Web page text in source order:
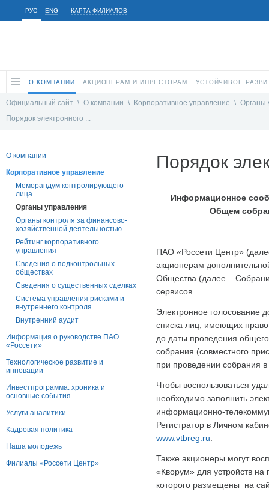
РУС ENG КАРТА ФИЛИАЛОВ
О КОМПАНИИ АКЦИОНЕРАМ И ИНВЕСТОРАМ УСТОЙЧИВОЕ
Официальный сайт \ О компании \ Корпоративное управление \ Органы
Порядок электронного ...
О компании
Корпоративное управление
Меморандум контролирующего
лица
Органы управления
Органы контроля за финансово-
хозяйственной деятельностью
Рейтинг корпоративного
управления
Сведения о подконтрольных
обществах
Сведения о существенных сделках
Система управления рисками и
внутреннего контроля
Внутренний аудит
Информация о руководстве ПАО
«Россети»
Технологическое развитие и
инновации
Инвестпрограмма: хроника и
основные события
Услуги аналитики
Кадровая политика
Наша молодежь
Филиалы «Россети Центр»
Порядок
Информационное
Общем
ПАО «Россети Центр»
акционерам
Общества (далее –
сервисов.
Электронное голосование
списка лиц, имеющих
до даты проведения
собрания (совместного
при проведении собрания
Чтобы воспользоваться
необходимо заполнить
информационно-
Регистратор в Личном
www.vtbreg.ru
Также акционеры могут
«Кворум» для устройств
которого размещены на